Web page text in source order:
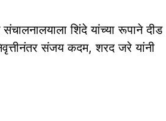
शिंदे यांच्या रूपाने दीड
संजय कदम, शरद जरे यांनी